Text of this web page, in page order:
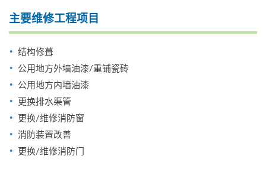
主要维修工程项目
结构修葺
公用地方外墙油漆/重铺瓷砖
公用地方内墙油漆
更换排水渠管
更换/维修消防窗
消防装置改善
更换/维修消防门